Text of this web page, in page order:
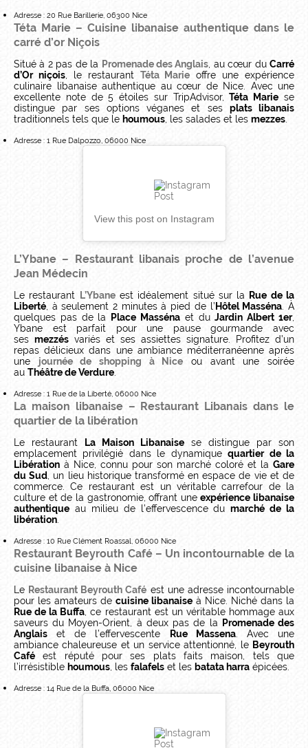
Adresse : 20 Rue Barillerie, 06300 Nice
Téta Marie – Cuisine libanaise authentique dans le
carré d’or Niçois
Situé à 2 pas de la Promenade des Anglais , au cœur duCarré
d’Or niçois, le restaurant Téta Marie offre une expérience
culinaire libanaise authentique au cœur de Nice. Avec une
excellente note de 5 étoiles sur TripAdvisor,Téta Marie se
distingue par ses options véganes et ses plats libanais
traditionnels tels que le houmous , les salades et les mezzes
Adresse : 1 Rue Dalpozzo, 06000 Nice
View this post on Instagram
L’Ybane – Restaurant libanais proche de l’avenue
Jean Médecin
Le restaurant L’Ybaneest idéalement situé sur la
Rue de la
Liberté , à seulement 2 minutes à pied de l’ Hôtel Masséna . À
quelques pas de la
Place Masséna et duJardin Albert 1er,
Ybane est parfait pour une pause gourmande avec
ses mezzés variés et ses assiettes signature. Profitez d’un
repas délicieux dans une ambiance méditerranéenne après
une journée de shopping à Nice ou avant une soirée
au Théâtre de Verdure
Adresse : 1 Rue de la Liberté, 06000 Nice
La maison libanaise – Restaurant Libanais dans le
quartier de la libération
Le restaurant La Maison Libanaise se distingue par son
emplacement privilégié dans le dynamiquequartier de la
Libération à Nice, connu pour son marché coloré et la Gare
du Sud , un lieu historique transformé en espace de vie et de
commerce. Ce restaurant est un véritable carrefour de la
culture et de la gastronomie, offrant uneexpérience libanaise
authentique au milieu de l’effervescence dumarché de la
libération
Adresse : 10 Rue Clément Roassal, 06000 Nice
Restaurant Beyrouth Café – Un incontournable de la
cuisine libanaise à Nice
Le Restaurant Beyrouth Café est une adresse incontournable
pour les amateurs de cuisine libanaise à Nice. Niché dans la
Rue de la Buffa , ce restaurant est un véritable hommage aux
saveurs du Moyen-Orient, à deux pas de la
Promenade des
Anglais et de l’effervescente Rue Massena. Avec une
ambiance chaleureuse et un service attentionné, le Beyrouth
Café est réputé pour ses plats faits maison, tels que
l’irrésistible houmous , les falafels et les batata harra épicées.
Adresse : 14 Rue de la Buffa, 06000 Nice